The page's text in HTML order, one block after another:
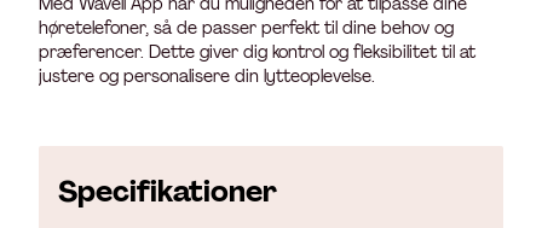
høretelefoner, så de passer perfekt til dine behov og
præferencer. Dette giver dig kontrol og fleksibilitet til at
justere og personalisere din lytteoplevelse.
Specifikationer